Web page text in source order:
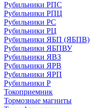
Рубильники РПС
Рубильники РПЦ
Рубильники РС
Рубильники РЦ
Рубильники ЯБП (ЯБПВ)
Рубильники ЯБПВУ
Рубильники ЯВЗ
Рубильники ЯРВ
Рубильники ЯРП
Рубильники Р
Токоприемник
Тормозные магниты